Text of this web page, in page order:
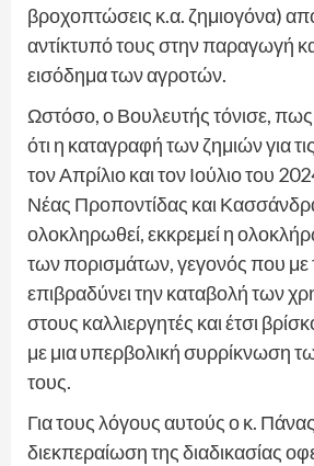
βροχοπτώσεις κ.α. ζημιογόνα)
αντίκτυπό τους στην παραγωγή
εισόδημα των αγροτών.
Ωστόσο, ο Βουλευτής τόνισε,
ότι η καταγραφή των ζημιών για
τον Απρίλιο και τον Ιούλιο του
Νέας Προποντίδας και
ολοκληρωθεί, εκκρεμεί η
των πορισμάτων, γεγονός που με
επιβραδύνει την καταβολή των
στους καλλιεργητές και έτσι
με μια υπερβολική συρρίκνωση
τους.
Για τους λόγους αυτούς ο κ.
διεκπεραίωση της διαδικασίας